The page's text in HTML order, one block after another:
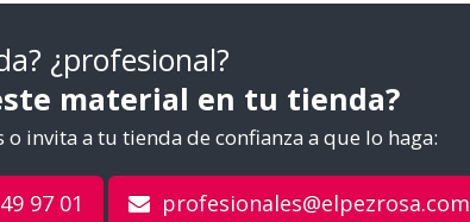
¿profesional?
material en tu tienda?
invita a tu tienda de confianza a que lo haga:
97 01 profesionales@elpezrosa.com